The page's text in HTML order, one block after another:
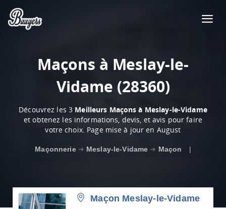
Maçons à Meslay-le-
Vidame (28360)
Découvrez les 3 Meilleurs Maçons à Meslay-le-Vidame
et obtenez les informations, devis, et avis pour faire
votre choix. Page mise à jour en August
Maçonnerie ➜ Meslay-le-Vidame ➜ Maçon |
Maçon Meslay-le-Vidame